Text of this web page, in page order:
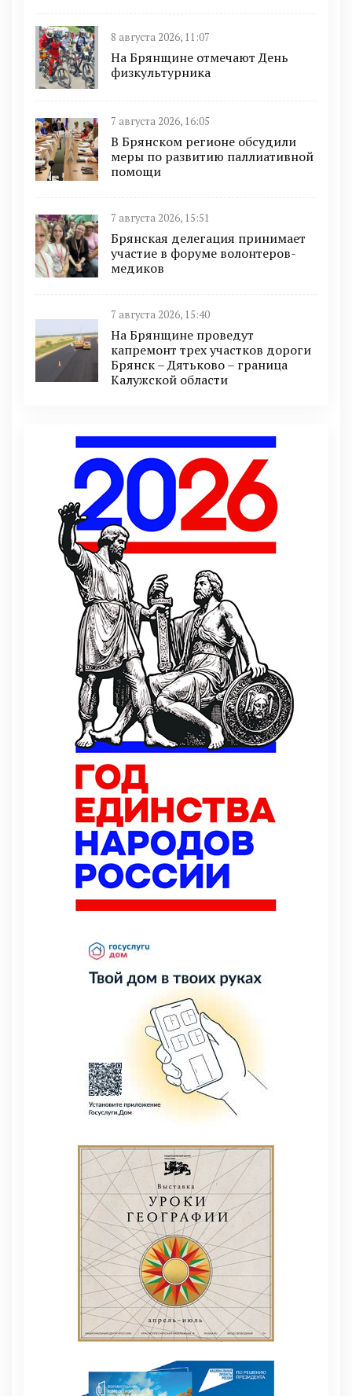
8 августа 2026, 11:07
На Брянщине отмечают День
физкультурника
7 августа 2026, 16:05
В Брянском регионе обсудили
меры по развитию паллиативной
помощи
7 августа 2026, 15:51
Брянская делегация принимает
участие в форуме волонтеров-
медиков
7 августа 2026, 15:40
На Брянщине проведут
капремонт трех участков дороги
Брянск – Дятьково – граница
Калужской области